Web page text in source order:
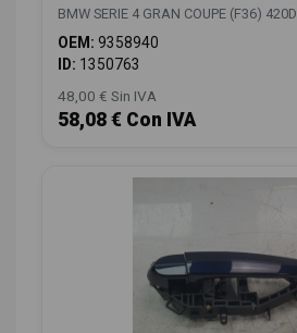
BMW SERIE 4 GRAN COUPE (F36) 420D
OEM: 9358940
ID: 1350763
48,00 € Sin IVA
58,08 € Con IVA